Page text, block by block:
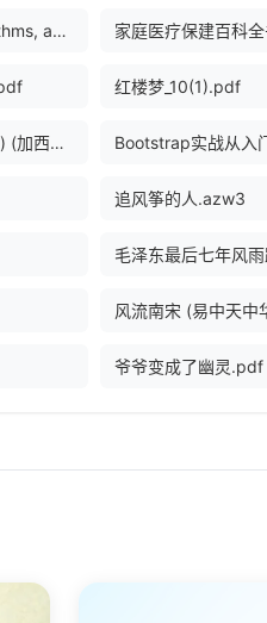
应用密码学协议、算法与C源程序_protocols, algorithms, and source code in C_13461584.pdf 家庭医疗保建百科
红楼梦_10(1).pdf
百年孤独 (根据马尔克斯指定版本翻译,未做任何增删) (加西亚•马尔克斯, 范晔) (Z-Library).epub Bootstrap实战从入
追风筝的人.azw3
毛泽东最后七年风
风流南宋 (易中天中
爷爷变成了幽灵.pdf